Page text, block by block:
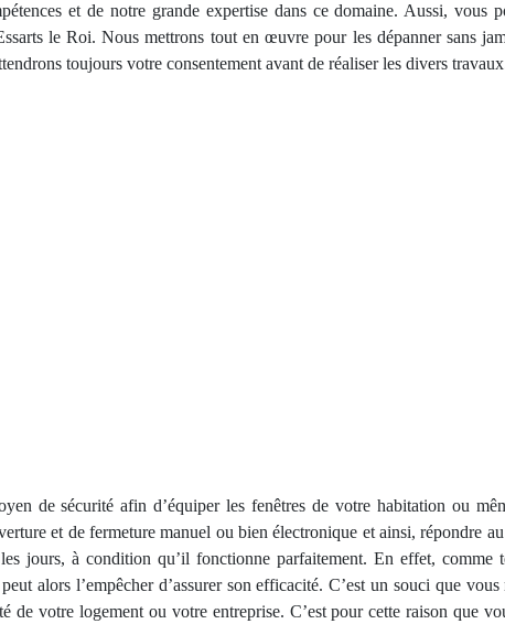
et de notre grande expertise dans ce domaine. Aussi, vous
le Roi. Nous mettrons tout en œuvre pour les dépanner sans
toujours votre consentement avant de réaliser les divers
de sécurité afin d’équiper les fenêtres de votre habitation ou
et de fermeture manuel ou bien électronique et ainsi, répondre
jours, à condition qu’il fonctionne parfaitement. En effet, comme
alors l’empêcher d’assurer son efficacité. C’est un souci que
de votre logement ou votre entreprise. C’est pour cette raison que